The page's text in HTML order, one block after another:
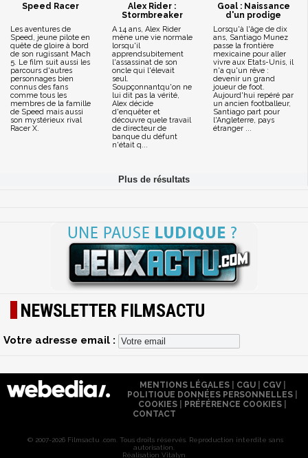
Speed Racer
Les aventures de
Speed, jeune pilote en
quête de gloire à bord
de son rugissant Mach
5. Le film suit aussi les
parcours d'autres
personnages bien
connus des fans
comme tous les
membres de la famille
de Speed mais aussi
son mystérieux rival
Racer X.
Alex Rider :
Stormbreaker
A 14 ans, Alex Rider
mène une vie normale
lorsqu'il
apprendsubitement
l'assassinat de son
oncle qui l'élevait
seul.
Soupçonnantqu'on ne
lui dit pas la vérité,
Alex décide
d'enquêter et
découvre quele travail
de directeur de
banque du défunt
n'était q...
Goal : Naissance
d'un prodige
Lorsqu'à l'âge de dix
ans, Santiago Munez
passe la frontière
mexicaine pour aller
vivre aux Etats-Unis, il
n'a qu'un rêve :
devenir un grand
joueur de foot.
Aujourd'hui repéré par
un ancien footballeur,
Santiago part pour
l'Angleterre, pays
étranger ...
NEWSLETTER FILMSACTU
Votre adresse email :
MENTIONS LÉGALES| CGU| CGV|
POLITIQUE DONNÉES PERSONNELLES
COOKIES
PRÉFÉRENCE COOKIES
CONTACT
© 2007-2026 Filmsactu .com. Tous droits réservés. Reproduction interdite sans
autorisation.
Réalisation Vitalyn